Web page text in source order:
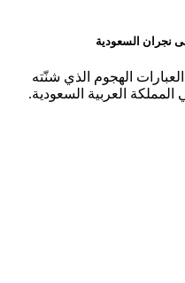
نجران السعودية
العبارات الهجوم الذي شنّته
العربية السعودية.